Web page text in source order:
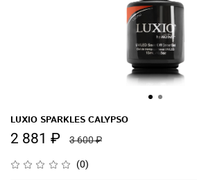
(0)
LUXIO SPARKLES CALYPSO
2 881 ₽ 3 600 ₽